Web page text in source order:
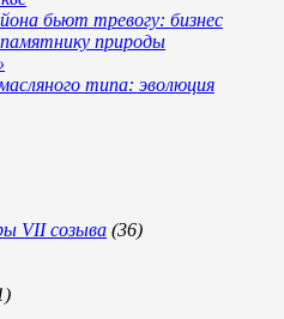
бьют тревогу: бизнес
природы
типа: эволюция
VII созыва (36)